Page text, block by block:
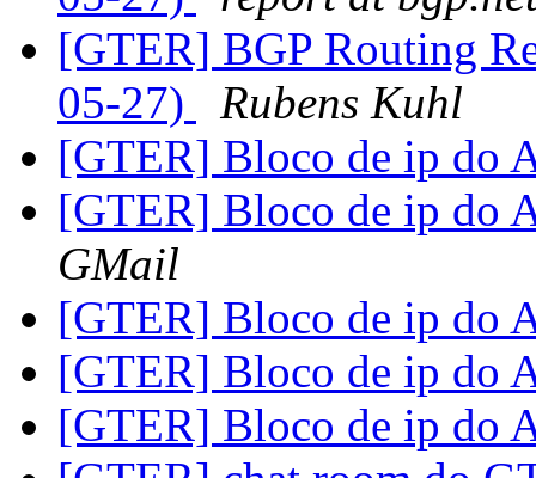
[GTER] BGP Routing
05-27)
Rubens Kuhl
[GTER] Bloco de ip do
[GTER] Bloco de ip do
GMail
[GTER] Bloco de ip do
[GTER] Bloco de ip do
[GTER] Bloco de ip do